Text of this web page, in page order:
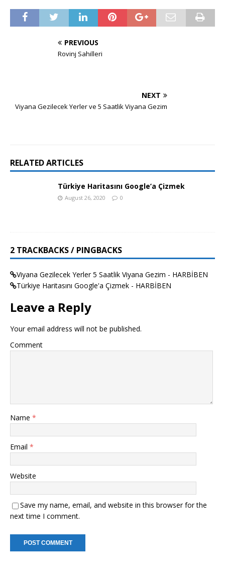
PREVIOUS
Rovinj Sahilleri
NEXT
Viyana Gezilecek Yerler ve 5 Saatlik Viyana Gezim
RELATED ARTICLES
Türkiye Haritasını Google’a Çizmek
August 26, 2020 0
2 TRACKBACKS / PINGBACKS
Viyana Gezilecek Yerler 5 Saatlik Viyana Gezim - HARBİBEN
Türkiye Haritasını Google'a Çizmek - HARBİBEN
Leave a Reply
Your email address will not be published.
Comment
Name *
Email *
Website
Save my name, email, and website in this browser for the
next time I comment.